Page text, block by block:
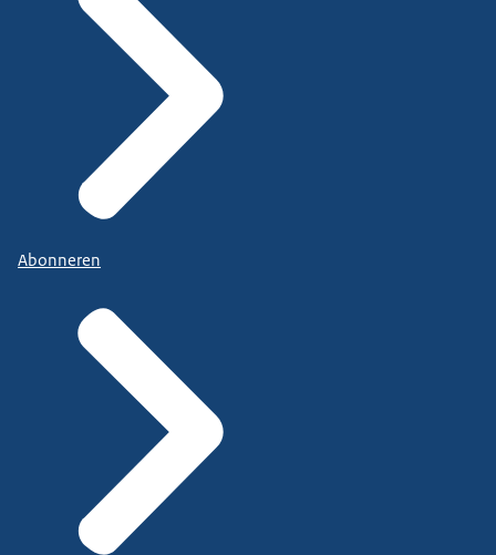
Abonneren